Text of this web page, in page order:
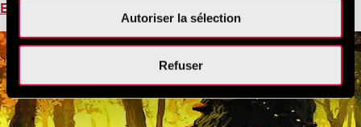
Autoriser la sélection
Refuser
En savoir plus